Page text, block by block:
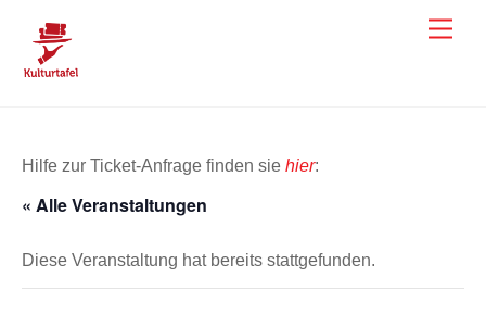
content
Hilfe zur Ticket-Anfrage finden sie hier:
« Alle Veranstaltungen
Diese Veranstaltung hat bereits stattgefunden.